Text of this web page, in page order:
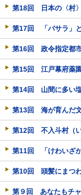
第18回 日本の〈村
第17回 「バサラ」と
第16回 政令指定都
第15回 江戸幕府薬
第14回 山間に多い
第13回 海が育んだ
第12回 不入斗村（い
第11回 「けわいざか
第10回 頭髪にまつ
第９回 あなたもチ